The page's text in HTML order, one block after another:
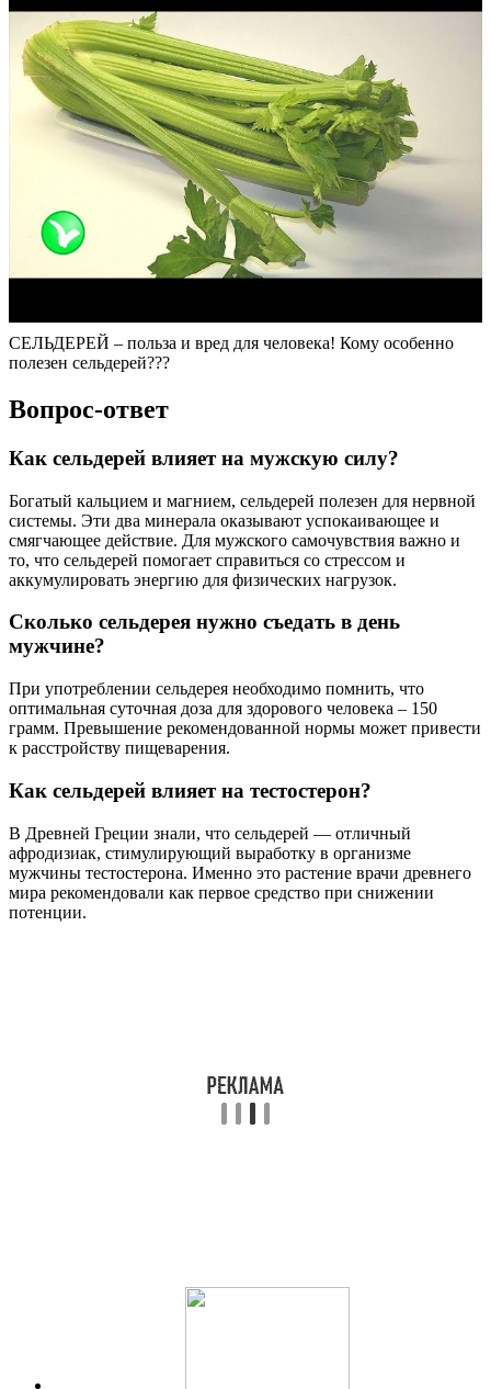
СЕЛЬДЕРЕЙ – польза и вред для человека! Кому особенно
полезен сельдерей???
Вопрос-ответ
Как сельдерей влияет на мужскую силу?
Богатый кальцием и магнием, сельдерей полезен для нервной
системы. Эти два минерала оказывают успокаивающее и
смягчающее действие. Для мужского самочувствия важно и
то, что сельдерей помогает справиться со стрессом и
аккумулировать энергию для физических нагрузок.
Сколько сельдерея нужно съедать в день
мужчине?
При употреблении сельдерея необходимо помнить, что
оптимальная суточная доза для здорового человека – 150
грамм. Превышение рекомендованной нормы может привести
к расстройству пищеварения.
Как сельдерей влияет на тестостерон?
В Древней Греции знали, что сельдерей — отличный
афродизиак, стимулирующий выработку в организме
мужчины тестостерона. Именно это растение врачи древнего
мира рекомендовали как первое средство при снижении
потенции.